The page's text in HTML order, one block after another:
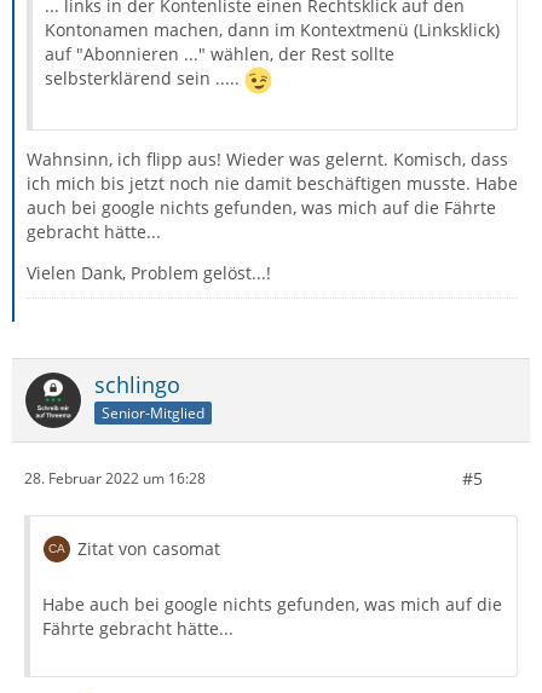
... links in der Kontenliste einen Rechtsklick auf den
Kontonamen machen, dann im Kontextmenü (Linksklick)
auf "Abonnieren ..." wählen, der Rest sollte
selbsterklärend sein .....
Wahnsinn, ich flipp aus! Wieder was gelernt. Komisch, dass
ich mich bis jetzt noch nie damit beschäftigen musste. Habe
auch bei google nichts gefunden, was mich auf die Fährte
gebracht hätte...
Vielen Dank, Problem gelöst...!
schlingo
Senior-Mitglied
28. Februar 2022 um 16:28 #5
Zitat von casomat
Habe auch bei google nichts gefunden, was mich auf die
Fährte gebracht hätte...